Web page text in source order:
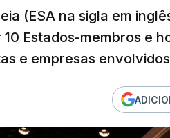
(ESA na sigla em
Estados-membros e
e empresas